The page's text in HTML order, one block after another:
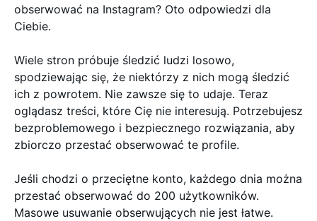
obserwować na Instagram? Oto odpowiedzi dla
Ciebie.
Wiele stron próbuje śledzić ludzi losowo,
spodziewając się, że niektórzy z nich mogą śledzić
ich z powrotem. Nie zawsze się to udaje. Teraz
oglądasz treści, które Cię nie interesują. Potrzebujesz
bezproblemowego i bezpiecznego rozwiązania, aby
zbiorczo przestać obserwować te profile.
Jeśli chodzi o przeciętne konto, każdego dnia można
przestać obserwować do 200 użytkowników.
Masowe usuwanie obserwujących nie jest łatwe.